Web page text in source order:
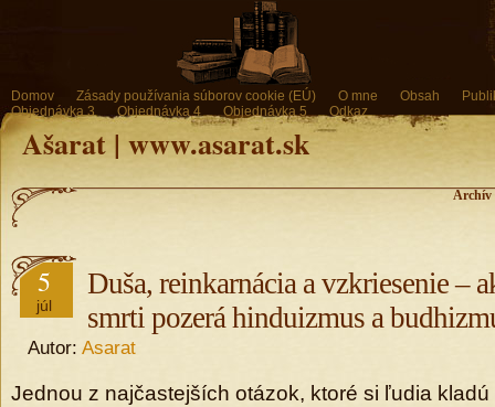
Domov Zásady používania súborov cookie (EÚ) O mne Obsah
Objednávka 3
Objednávka 4 Objednávka 5 Odkaz
Ašarat | www.asarat.sk
Archív
5
júl
Duša, reinkarnácia a vzkriesenie –
smrti pozerá hinduizmus a
Autor: Asarat
Jednou z najčastejších otázok, ktoré si ľudia